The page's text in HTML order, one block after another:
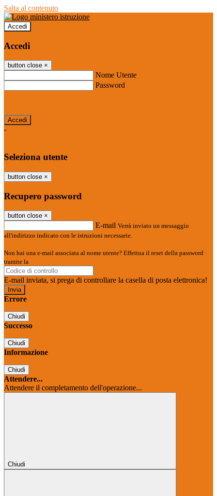
Salta al contenuto
Accedi
Accedi
button close ×
Nome Utente
Password
-
Seleziona utente
button close ×
Recupero password
button close ×
E-mail Verrà inviato un messaggio
all'indirizzo indicato con le istruzioni necessarie.
Non hai una e-mail associata al nome utente? Effettua il reset della password
tramite la
E-mail inviata, si prega di controllare la casella di posta elettronica!
Errore
Chiudi
Successo
Chiudi
Informazione
Chiudi
Attendere...
Attendere il completamento dell'operazione...
Chiudi